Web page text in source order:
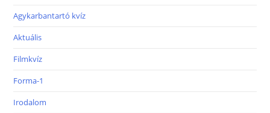
Agykarbantartó kvíz
Aktuális
Filmkvíz
Forma-1
Irodalom